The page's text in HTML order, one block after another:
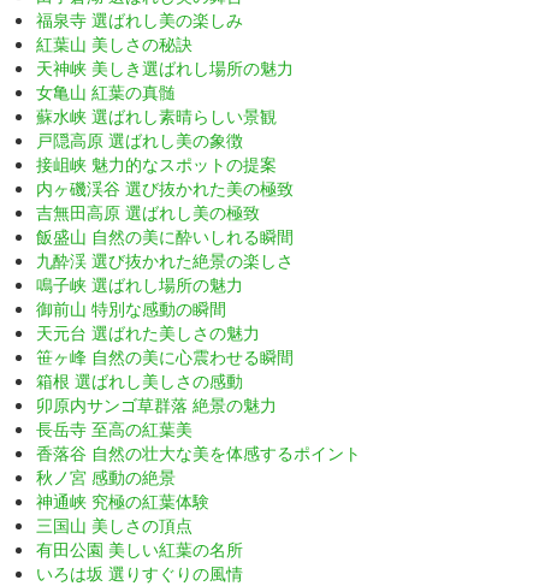
福泉寺 選ばれし美の楽しみ
紅葉山 美しさの秘訣
天神峡 美しき選ばれし場所の魅力
女亀山 紅葉の真髄
蘇水峡 選ばれし素晴らしい景観
戸隠高原 選ばれし美の象徴
接岨峡 魅力的なスポットの提案
内ヶ磯渓谷 選び抜かれた美の極致
吉無田高原 選ばれし美の極致
飯盛山 自然の美に酔いしれる瞬間
九酔渓 選び抜かれた絶景の楽しさ
鳴子峡 選ばれし場所の魅力
御前山 特別な感動の瞬間
天元台 選ばれた美しさの魅力
笹ヶ峰 自然の美に心震わせる瞬間
箱根 選ばれし美しさの感動
卯原内サンゴ草群落 絶景の魅力
長岳寺 至高の紅葉美
香落谷 自然の壮大な美を体感するポイント
秋ノ宮 感動の絶景
神通峡 究極の紅葉体験
三国山 美しさの頂点
有田公園 美しい紅葉の名所
いろは坂 選りすぐりの風情